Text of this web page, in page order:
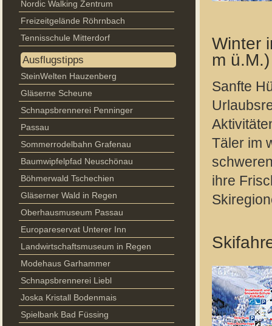
Nordic Walking Zentrum
Freizeitgelände Röhrnbach
Tennisschule Mitterdorf
Ausflugstipps
SteinWelten Hauzenberg
Gläserne Scheune
Schnapsbrennerei Penninger
Passau
Sommerrodelbahn Grafenau
Baumwipfelpfad Neuschönau
Böhmerwald Tschechien
Gläserner Wald in Regen
Oberhausmuseum Passau
Europareservat Unterer Inn
Landwirtschaftsmuseum in Regen
Modehaus Garhammer
Schnapsbrennerei Liebl
Joska Kristall Bodenmais
Spielbank Bad Füssing
Winter
m ü.M.)
Sanfte
Täler im
ihre